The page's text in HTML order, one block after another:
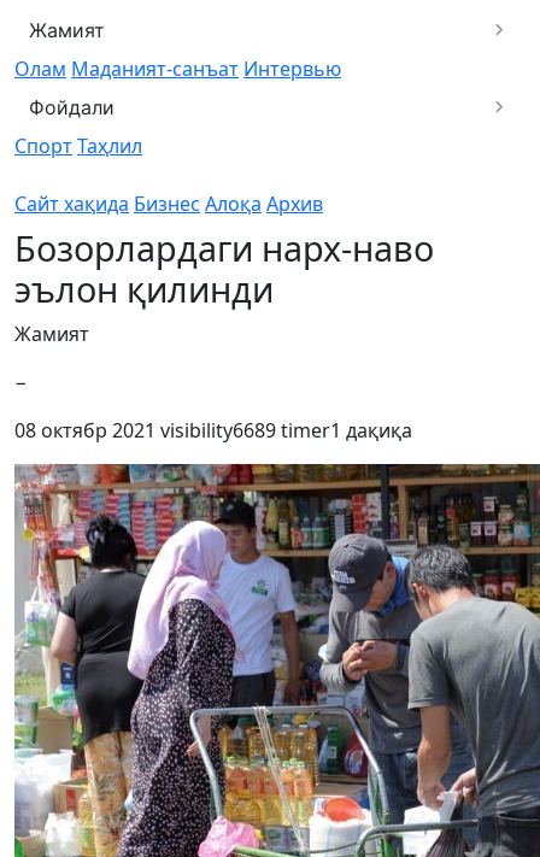
Жамият
Олам Маданият-санъат Интервью
Фойдали
СпортТаҳлил
Сайт хақида Бизнес Алоқа Архив
Бозорлардаги нарх-наво
эълон қилинди
Жамият
−
08 октябр 2021 visibility6689timer1 дақиқа